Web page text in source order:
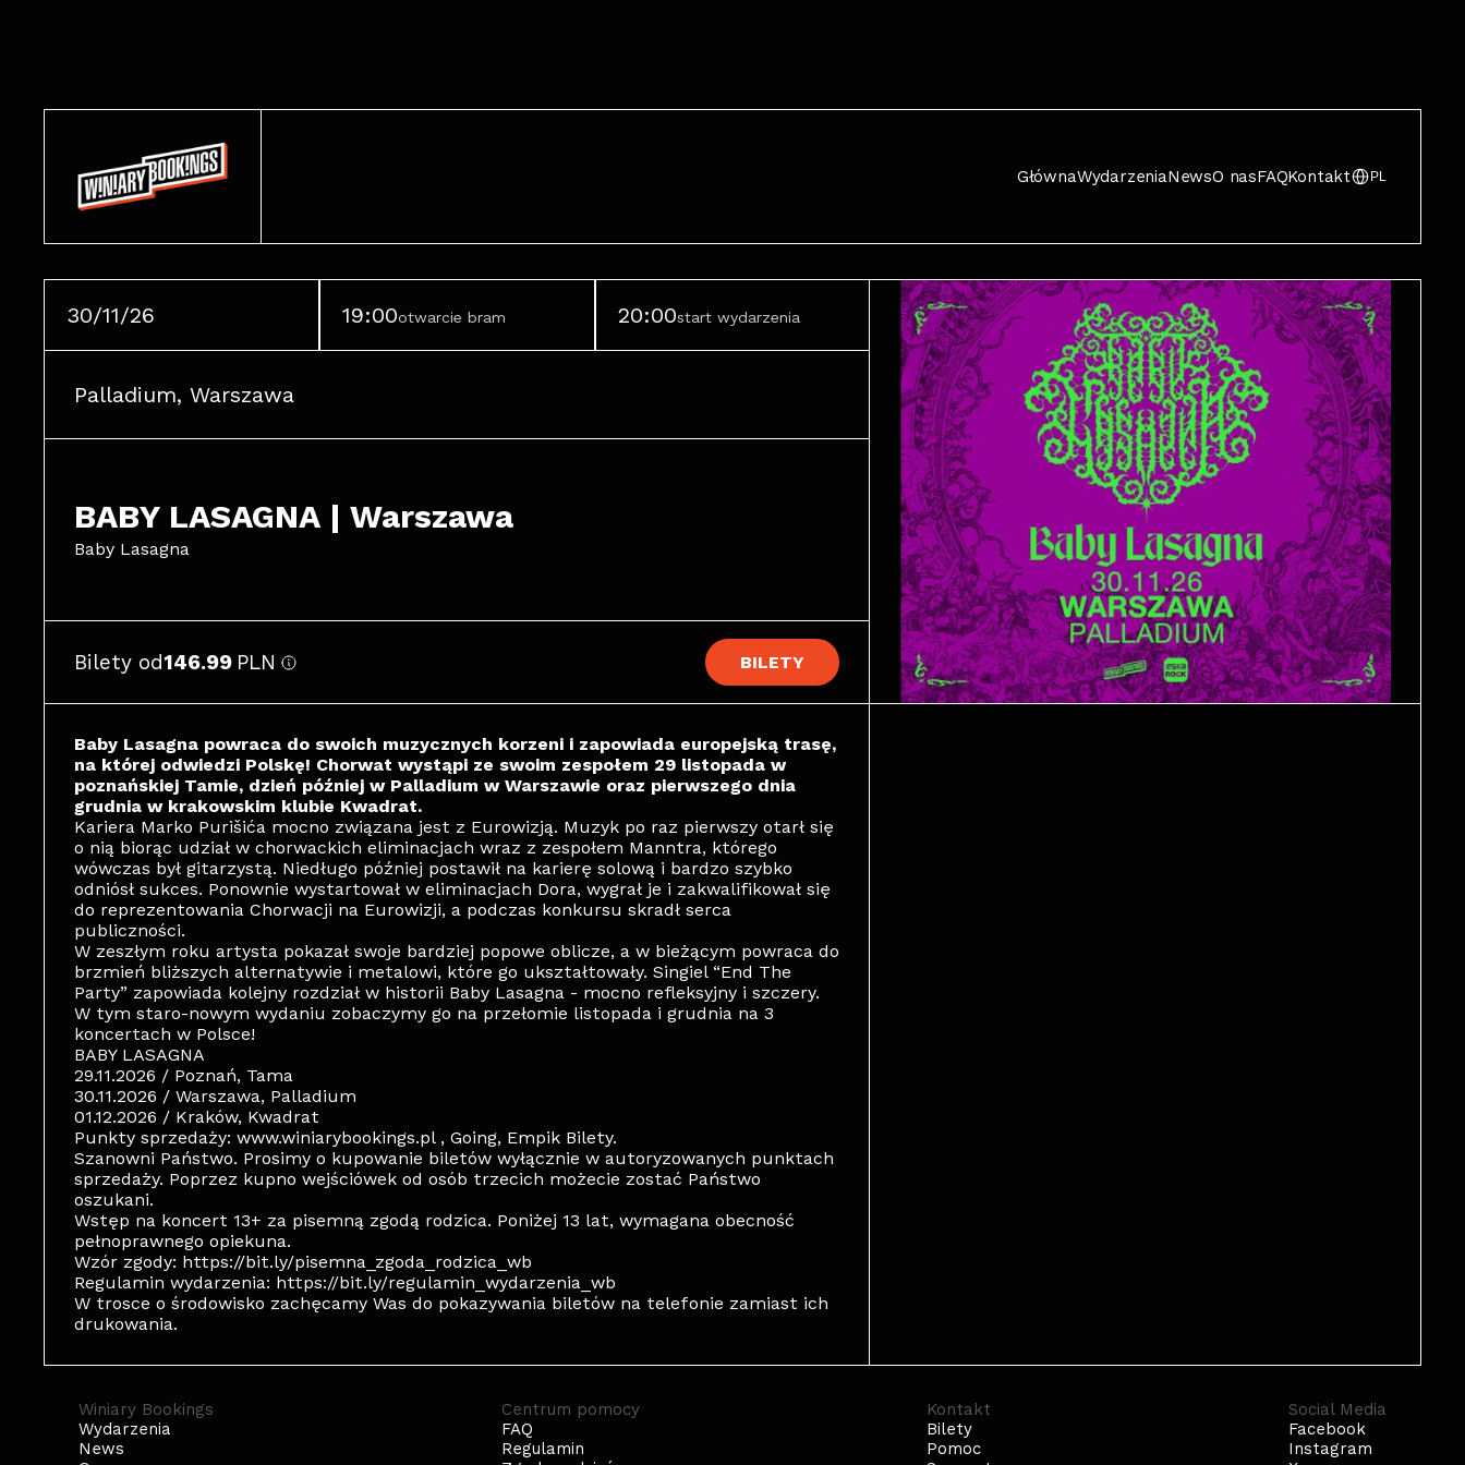
GłównaWydarzeniaNewsO nasFAQKontakt PL
30/11/26 19:00otwarcie bram 20:00start wydarzenia
Palladium, Warszawa
BABY LASAGNA | Warszawa
Baby Lasagna
Bilety od146.99 PLN BILETY
Baby Lasagna powraca do swoich muzycznych korzeni i zapowiada europejską trasę,
na której odwiedzi Polskę! Chorwat wystąpi ze swoim zespołem 29 listopada w
poznańskiej Tamie, dzień później w Palladium w Warszawie oraz pierwszego dnia
grudnia w krakowskim klubie Kwadrat.
Kariera Marko Purišića mocno związana jest z Eurowizją. Muzyk po raz pierwszy otarł się
o nią biorąc udział w chorwackich eliminacjach wraz z zespołem Manntra, którego
wówczas był gitarzystą. Niedługo później postawił na karierę solową i bardzo szybko
odniósł sukces. Ponownie wystartował w eliminacjach Dora, wygrał je i zakwalifikował się
do reprezentowania Chorwacji na Eurowizji, a podczas konkursu skradł serca
publiczności.
W zeszłym roku artysta pokazał swoje bardziej popowe oblicze, a w bieżącym powraca do
brzmień bliższych alternatywie i metalowi, które go ukształtowały. Singiel “End The
Party” zapowiada kolejny rozdział w historii Baby Lasagna - mocno refleksyjny i szczery.
W tym staro-nowym wydaniu zobaczymy go na przełomie listopada i grudnia na 3
koncertach w Polsce!
BABY LASAGNA
29.11.2026 / Poznań, Tama
30.11.2026 / Warszawa, Palladium
01.12.2026 / Kraków, Kwadrat
Punkty sprzedaży: www.winiarybookings.pl , Going, Empik Bilety.
Szanowni Państwo. Prosimy o kupowanie biletów wyłącznie w autoryzowanych punktach
sprzedaży. Poprzez kupno wejściówek od osób trzecich możecie zostać Państwo
oszukani.
Wstęp na koncert 13+ za pisemną zgodą rodzica. Poniżej 13 lat, wymagana obecność
pełnoprawnego opiekuna.
Wzór zgody: https://bit.ly/pisemna_zgoda_rodzica_wb
Regulamin wydarzenia: https://bit.ly/regulamin_wydarzenia_wb
W trosce o środowisko zachęcamy Was do pokazywania biletów na telefonie zamiast ich
drukowania.
Winiary Bookings
Wydarzenia
News
Centrum pomocy
FAQ
Regulamin
Kontakt
Bilety
Pomoc
Social Media
Facebook
Instagram